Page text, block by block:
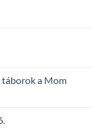
táborok a Mom